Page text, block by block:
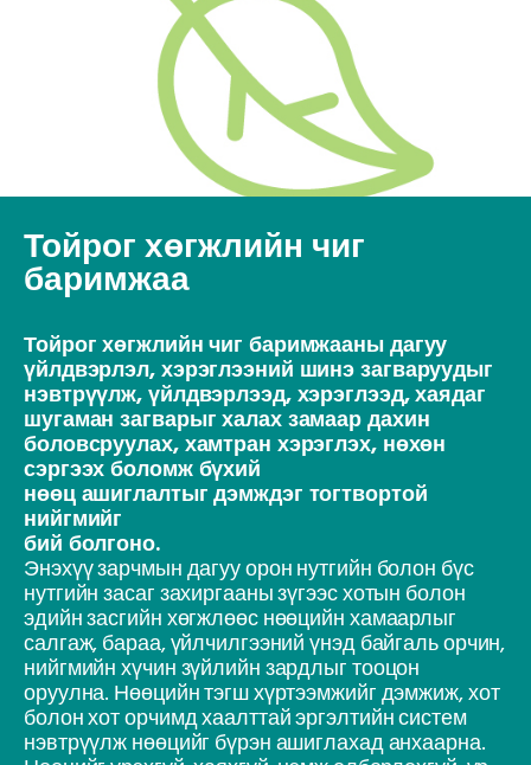
Тойрог хөгжлийн чиг
баримжаа
Тойрог хөгжлийн чиг баримжааны дагуу
үйлдвэрлэл, хэрэглээний шинэ загваруудыг
нэвтрүүлж, үйлдвэрлээд, хэрэглээд, хаядаг
шугаман загварыг халах замаар дахин
боловсруулах, хамтран хэрэглэх, нөхөн
сэргээх боломж бүхий
нөөц ашиглалтыг дэмждэг тогтвортой
нийгмийг
бий болгоно.
Энэхүү зарчмын дагуу орон нутгийн болон бүс
нутгийн засаг захиргааны зүгээс хотын болон
эдийн засгийн хөгжлөөс нөөцийн хамаарлыг
салгаж, бараа, үйлчилгээний үнэд байгаль орчин,
нийгмийн хүчин зүйлийн зардлыг тооцон
оруулна. Нөөцийн тэгш хүртээмжийг дэмжиж, хот
болон хот орчимд хаалттай эргэлтийн систем
нэвтрүүлж нөөцийг бүрэн ашиглахад анхаарна.